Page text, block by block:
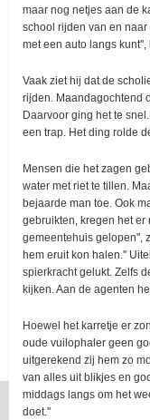
maar nog netjes aan de
school rijden van en
met een auto langs
Vaak ziet hij dat de
rijden. Maandagochtend
Daarvoor ging het te
een trap. Het ding rolde
Mensen die het zagen
water met riet te tillen.
bejaarde man toe. Ook
gebruikten, kregen het er
gemeentehuis gelopen'',
hem eruit kon halen.''
spierkracht gelukt. Zelfs
kijken. Aan de agenten
Hoewel het karretje er
oude vuilophaler geen
uitgerekend zij hem zo
van alles uit blikjes en
middags langs om het
doet.''